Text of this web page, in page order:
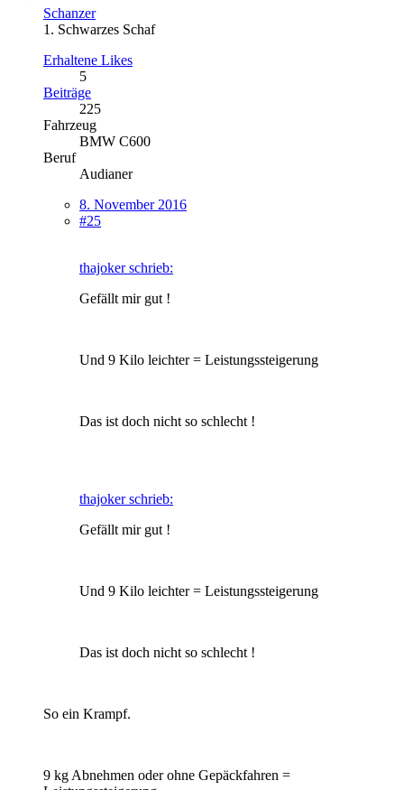
Schanzer
1. Schwarzes Schaf
Erhaltene Likes
5
Beiträge
225
Fahrzeug
BMW C600
Beruf
Audianer
8. November 2016
#25
thajoker schrieb:
Gefällt mir gut !
Und 9 Kilo leichter = Leistungssteigerung
Das ist doch nicht so schlecht !
thajoker schrieb:
Gefällt mir gut !
Und 9 Kilo leichter = Leistungssteigerung
Das ist doch nicht so schlecht !
So ein Krampf.
9 kg Abnehmen oder ohne Gepäckfahren =